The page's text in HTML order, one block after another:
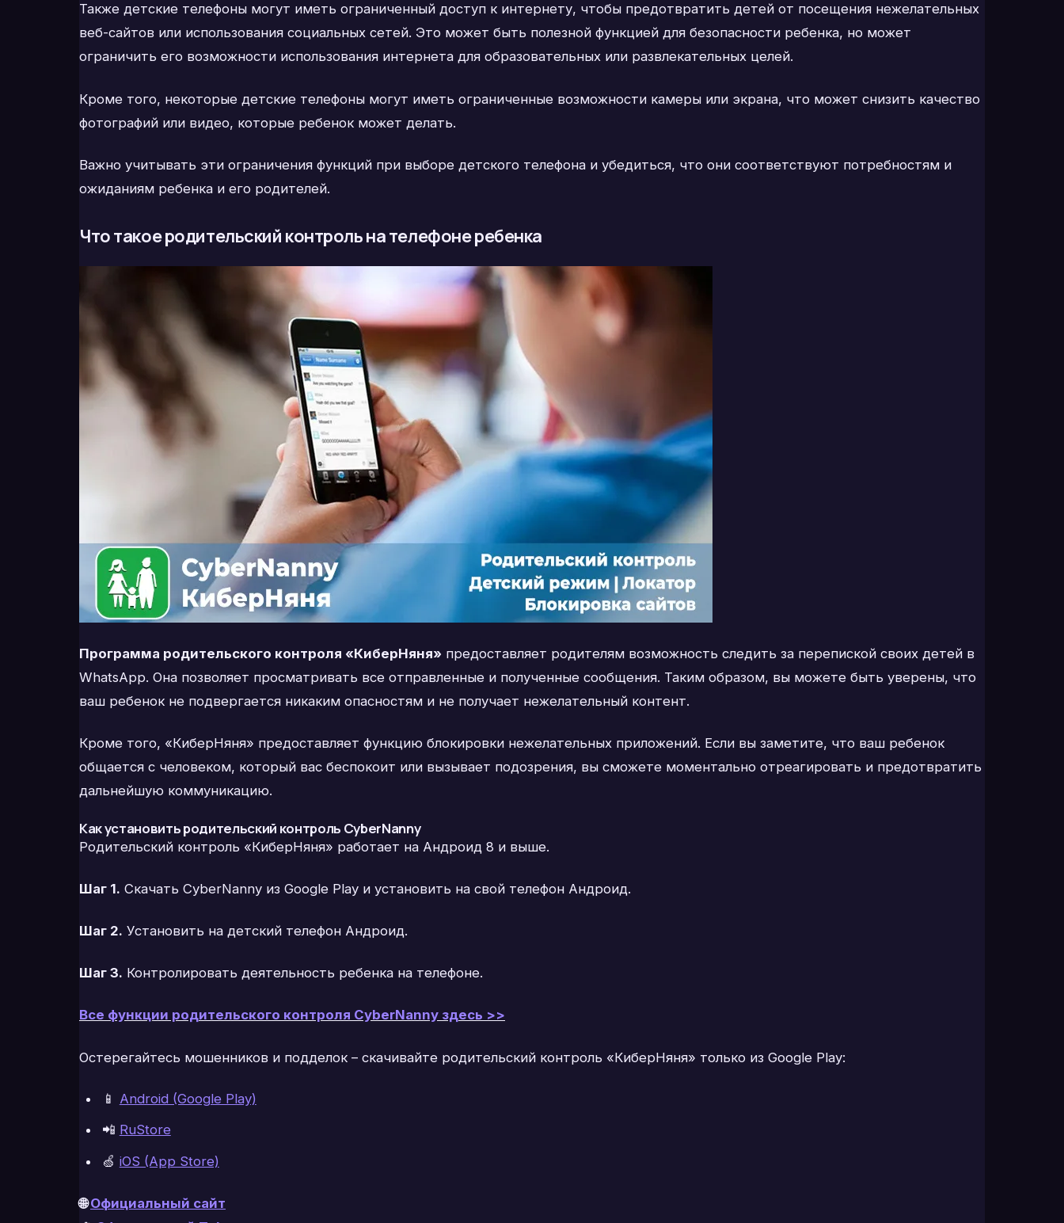
Также детские телефоны могут иметь ограниченный доступ к интернету, чтобы предотвратить детей от посещения нежелательных
веб-сайтов или использования социальных сетей. Это может быть полезной функцией для безопасности ребенка, но может
ограничить его возможности использования интернета для образовательных или развлекательных целей.
Кроме того, некоторые детские телефоны могут иметь ограниченные возможности камеры или экрана, что может снизить качество
фотографий или видео, которые ребенок может делать.
Важно учитывать эти ограничения функций при выборе детского телефона и убедиться, что они соответствуют потребностям и
ожиданиям ребенка и его родителей.
Что такое родительский контроль на телефоне ребенка
Программа родительского контроля «КиберНяня» предоставляет родителям возможность следить за перепиской своих детей в
WhatsApp. Она позволяет просматривать все отправленные и полученные сообщения. Таким образом, вы можете быть уверены, что
ваш ребенок не подвергается никаким опасностям и не получает нежелательный контент.
Кроме того, «КиберНяня» предоставляет функцию блокировки нежелательных приложений. Если вы заметите, что ваш ребенок
общается с человеком, который вас беспокоит или вызывает подозрения, вы сможете моментально отреагировать и предотвратить
дальнейшую коммуникацию.
Как установить родительский контроль CyberNanny
Родительский контроль «КиберНяня» работает на Андроид 8 и выше.
Шаг 1. Скачать CyberNanny из Google Play и установить на свой телефон Андроид.
Шаг 2. Установить на детский телефон Андроид.
Шаг 3. Контролировать деятельность ребенка на телефоне.
Все функции родительского контроля CyberNanny здесь >>
Остерегайтесь мошенников и подделок – скачивайте родительский контроль «КиберНяня» только из Google Play:
📱 Android (Google Play)
📲 RuStore
🍏 iOS (App Store)
🌐Официальный сайт